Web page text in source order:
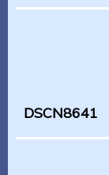
DSCN8641